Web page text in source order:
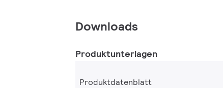
Downloads
Produktunterlagen
Produktdatenblatt